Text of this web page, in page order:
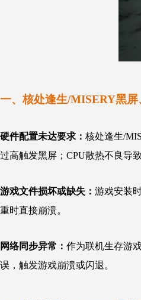
一、核处逢生/MISERY黑
硬件配置未达要求： 核处逢生/
过高触发黑屏；CPU散热不良导
游戏文件损坏或缺失： 游戏安装
重时直接崩溃。
网络同步异常： 作为联机生存游
误，触发游戏崩溃或闪退。